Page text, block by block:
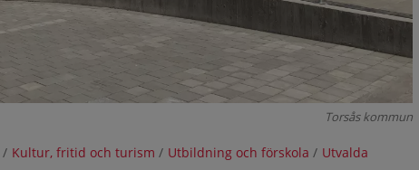
Torsås kommun
/ Kultur, fritid och turism / Utbildning och förskola / Utvalda